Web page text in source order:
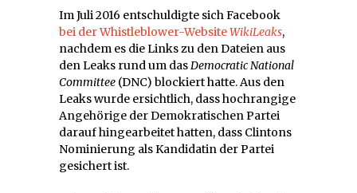
Im Juli 2016 entschuldigte sich Facebook
bei der Whistleblower-WebsiteWikiLeaks,
nachdem es die Links zu den Dateien aus
den Leaks rund um dasDemocratic National
Committee (DNC) blockiert hatte. Aus den
Leaks wurde ersichtlich, dass hochrangige
Angehörige der Demokratischen Partei
darauf hingearbeitet hatten, dass Clintons
Nominierung als Kandidatin der Partei
gesichert ist.